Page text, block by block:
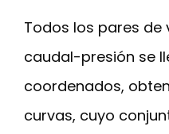
Todos los pares
caudal-presión se
coordenados,
curvas, cuyo